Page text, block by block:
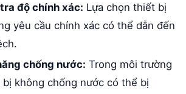
độ chính xác: Lựa chọn thiết bị
yêu cầu chính xác có thể dẫn đến
chống nước: Trong môi trường
không chống nước có thể bị